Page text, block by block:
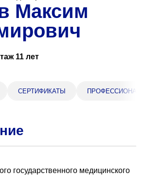
Максим
11 лет
СЕРТИФИКАТЫ
государственного медицинского